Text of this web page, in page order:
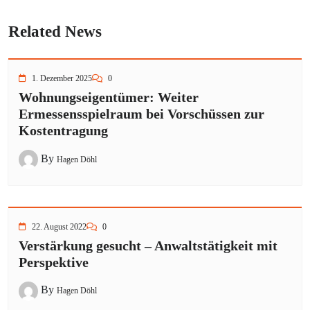
Related News
1. Dezember 2025 0
Wohnungseigentümer: Weiter
Ermessensspielraum bei Vorschüssen zur
Kostentragung
By Hagen Döhl
22. August 2022 0
Verstärkung gesucht – Anwaltstätigkeit mit
Perspektive
By Hagen Döhl